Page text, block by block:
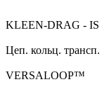
KLEEN-DRAG - IS
Цеп. кольц. трансп.
VERSALOOP™